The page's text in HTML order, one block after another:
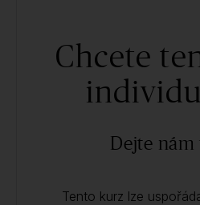
Chcete
Dejte nám
Tento kurz lze